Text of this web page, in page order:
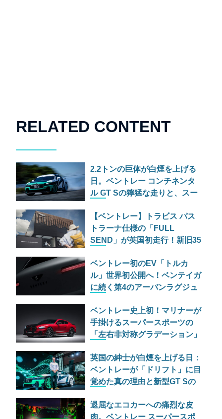
RELATED CONTENT
2.2トンの巨体が白煙を上げる
日。ベントレー コンチネンタ
ル GT Sの獰猛な走りと、スー
【ベントレー】トラビス パス
トラーナ仕様の「FULL
SEND」が英国初走行！新旧35
ベントレー初のEV「トルカ
ル」世界初公開へ！ベンテイガ
に続く第4のアーバンラグジュ
ベントレー史上初！マリナーが
手掛けるスーパースポーツの
「左右非対称グラデーション」
英国の紳士が白煙を上げる日：
ベントレーが「ドリフト」に目
覚めた真の理由と新型GT Sの
退屈なエコカーへの痛烈な皮
肉。ベントレー スーパースポ